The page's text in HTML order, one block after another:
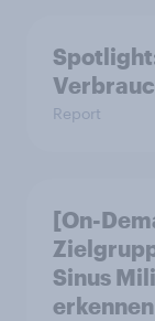
Report
[On-
Sinus
erkennen